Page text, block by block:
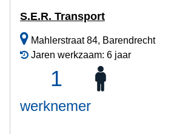
S.E.R. Transport
Mahlerstraat 84, Barendrecht
Jaren werkzaam: 6 jaar
1
werknemer